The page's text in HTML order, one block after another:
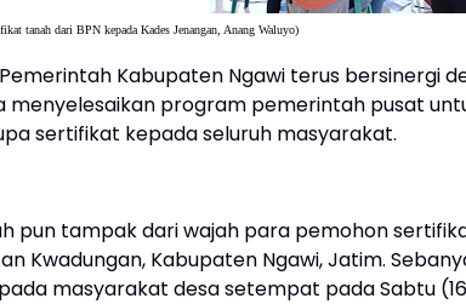
tanah dari BPN kepada Kades Jenangan, Anang Waluyo)
Kabupaten Ngawi terus bersinergi
menyelesaikan program pemerintah pusat
sertifikat kepada seluruh masyarakat.
pun tampak dari wajah para pemohon
Kwadungan, Kabupaten Ngawi, Jatim.
masyarakat desa setempat pada Sabtu